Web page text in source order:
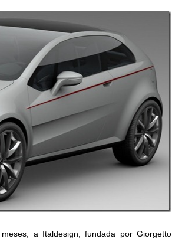
a Italdesign, fundada por Giorgetto